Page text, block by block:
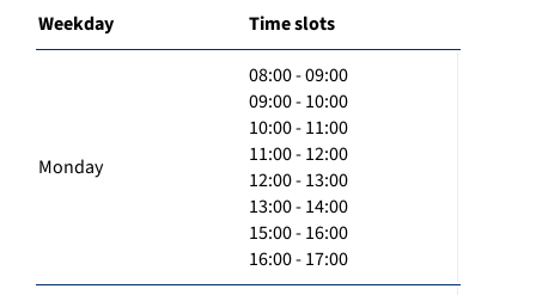
Weekday Time slots
Monday
08:00 - 09:00
09:00 - 10:00
10:00 - 11:00
11:00 - 12:00
12:00 - 13:00
13:00 - 14:00
15:00 - 16:00
16:00 - 17:00